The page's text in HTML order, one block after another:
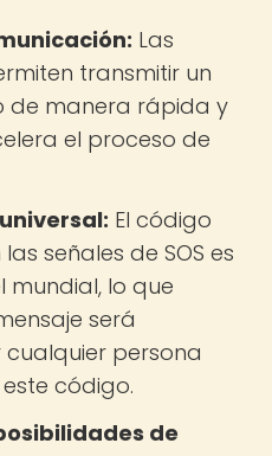
Las
transmitir un
de manera rápida y
el proceso de
El código
señales de SOS es
mundial, lo que
será
persona
código.
de